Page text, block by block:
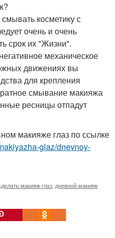
косметику с
очень и очень
срок их "Жизни".
механическое
движениях вы
для крепления
смывание макияжа
ресницы отпадут
макияже глаз по ссылке
glaz/dnevnoy-
макияж глаз, дневной макияж